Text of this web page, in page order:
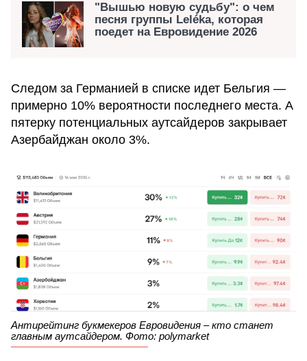
"Вышью новую судьбу": о чем
песня группы Leléka, которая
поедет на Евровидение 2026
Следом за Германией в списке идет Бельгия —
примерно 10% вероятности последнего места. А
пятерку потенциальных аутсайдеров закрывает
Азербайджан около 3%.
Антирейтинг букмекеров Евровидения – кто станет
главным аутсайдером. Фото: polymarket